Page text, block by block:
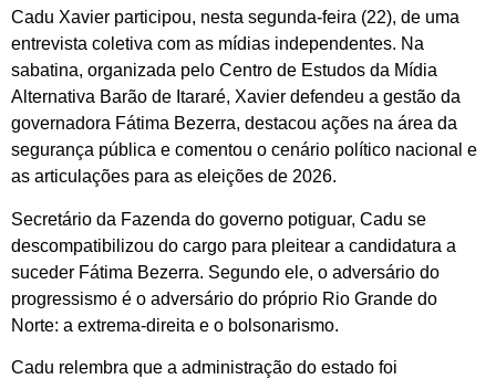
Cadu Xavier participou, nesta segunda-feira (22), de uma
entrevista coletiva com as mídias independentes. Na
sabatina, organizada pelo Centro de Estudos da Mídia
Alternativa Barão de Itararé, Xavier defendeu a gestão da
governadora Fátima Bezerra, destacou ações na área da
segurança pública e comentou o cenário político nacional e
as articulações para as eleições de 2026.
Secretário da Fazenda do governo potiguar, Cadu se
descompatibilizou do cargo para pleitear a candidatura a
suceder Fátima Bezerra. Segundo ele, o adversário do
progressismo é o adversário do próprio Rio Grande do
Norte: a extrema-direita e o bolsonarismo.
Cadu relembra que a administração do estado foi